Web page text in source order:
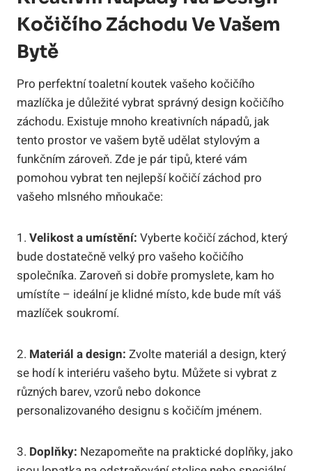
Kočičího Záchodu Ve Vašem
Bytě
Pro perfektní toaletní koutek vašeho kočičího
mazlíčka je důležité vybrat správný design kočičího
záchodu. Existuje mnoho kreativních nápadů, jak
tento prostor ve vašem bytě udělat stylovým a
funkčním zároveň. Zde je pár tipů, které vám
pomohou vybrat ten nejlepší kočičí záchod pro
vašeho mlsného mňoukače:
1. Velikost a umístění: Vyberte kočičí záchod, který
bude dostatečně velký pro vašeho kočičího
společníka. Zaroveň si dobře promyslete, kam ho
umístíte – ideální je klidné místo, kde bude mít váš
mazlíček soukromí.
2. Materiál a design: Zvolte materiál a design, který
se hodí k interiéru vašeho bytu. Můžete si vybrat z
různých barev, vzorů nebo dokonce
personalizovaného designu s kočičím jménem.
3. Doplňky: Nezapomeňte na praktické doplňky, jako